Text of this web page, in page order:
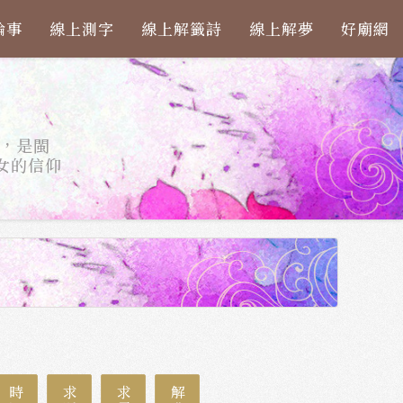
事 線上測字 線上解籤詩 線上解夢 好廟網
是閩
的信仰